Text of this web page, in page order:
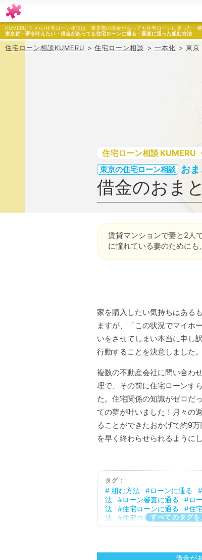
KUMERU(クメル)住宅ローン相談は、東京都の借金があっても住宅ローンに通った・
東京都・夢を叶えたい・借金があっても住宅ローンに通る・審査に通った組む方法
住宅ローン相談KUMERU 住宅ローン相談 一本化 東京
住宅ローン相談
東京の住宅ローン相談 お
借金のおま
賃貸マンションで妻と2人
に憧れている妻のためにも
家を購入したい気持ちはある
ますが、「この状況でマイホ
いをさせてしまい本当に申し
行動することを決意しました。
複数の不動産会社に問い合わ
理で、その前に住宅ローンす
た。住宅関係の知識がゼロだ
ての夢が叶いました！月々の
ることができたおかげで約9
を早く終わらせられるように
タグ：
組む方法 ローンに通る
法
ローン審査に通る
ロ
法
住宅ローンに通る
住
法
住宅ローンを組む
住
る
住宅ローン審査に通る方
法
借金あってもローン審査
すべてのタグを
借金が